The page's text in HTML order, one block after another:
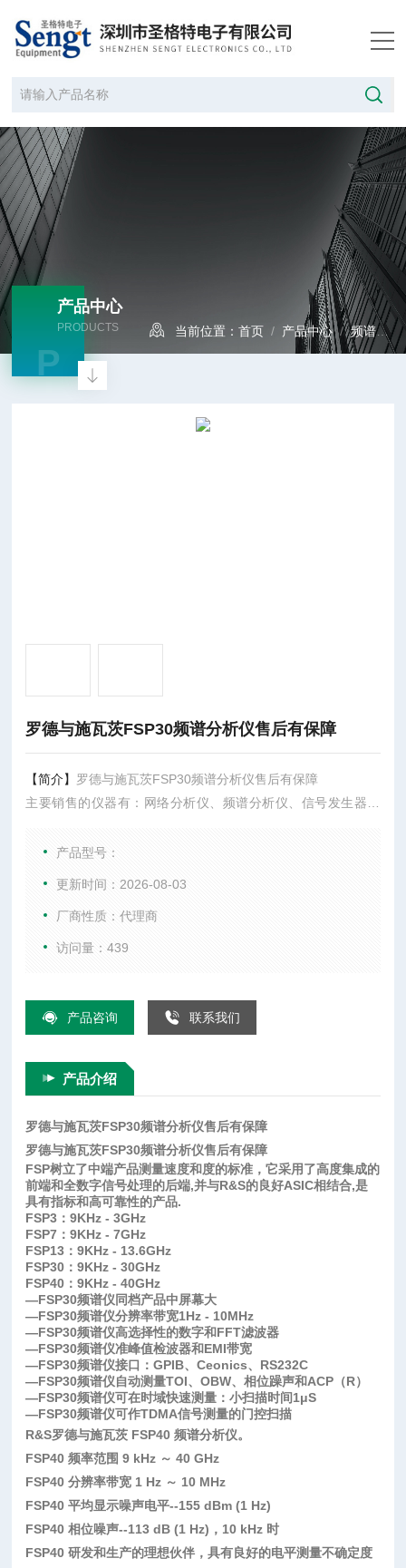
产品中心
PRODUCTS
P
当前位置：首页 / 产品中心/频谱分析仪
罗德与施瓦茨FSP30频谱分析仪售后有保障
【简介】 罗德与施瓦茨FSP30频谱分析仪售后有保障
主要销售的仪器有：网络分析仪、频谱分析仪、信号发生器、
等。
产品型号：
更新时间：2026-08-03
厂商性质：代理商
访问量：439
产品咨询 联系我们
产品介绍
罗德与施瓦茨FSP30频谱分析仪售后有保障
罗德与施瓦茨FSP30频谱分析仪售后有保障
FSP树立了中端产品测量速度和度的标准，它采用了高度集成的
前端和全数字信号处理的后端,并与R&S的良好ASIC相结合,是
具有指标和高可靠性的产品.
FSP3：9KHz - 3GHz
FSP7：9KHz - 7GHz
FSP13：9KHz - 13.6GHz
FSP30：9KHz - 30GHz
FSP40：9KHz - 40GHz
—FSP30频谱仪同档产品中屏幕大
—FSP30频谱仪分辨率带宽1Hz - 10MHz
—FSP30频谱仪高选择性的数字和FFT滤波器
—FSP30频谱仪准峰值检波器和EMI带宽
—FSP30频谱仪接口：GPIB、Ceonics、RS232C
—FSP30频谱仪自动测量TOI、OBW、相位躁声和ACP（R）
—FSP30频谱仪可在时域快速测量：小扫描时间1μS
—FSP30频谱仪可作TDMA信号测量的门控扫描
R&S罗德与施瓦茨 FSP40 频谱分析仪。
FSP40 频率范围 9 kHz ～ 40 GHz
FSP40 分辨率带宽 1 Hz ～ 10 MHz
FSP40 平均显示噪声电平--155 dBm (1 Hz)
FSP40 相位噪声--113 dB (1 Hz)，10 kHz 时
FSP40 研发和生产的理想伙伴，具有良好的电平测量不确定度